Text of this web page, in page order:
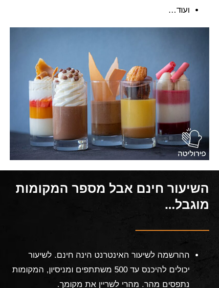
ועוד…
השיעור חינם אבל מספר המקומות
מוגבל...
ההרשמה לשיעור האינטרנט הינה חינם. לשיעור
יכולים להיכנס עד 500 משתתפים ומניסיון, המקומות
נתפסים מהר. מהרי לשריין את מקומך.